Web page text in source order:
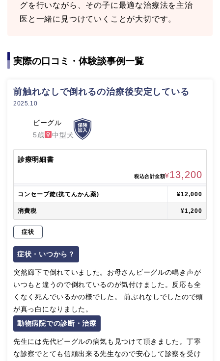
グを行いながら、その子に最適な治療法を主治
医と一緒に見つけていくことが大切です。
実際の口コミ・体験談事例一覧
前触れなしで倒れるの治療後安定している
2025.10
ビーグル
5歳
中型犬
診療明細書
税込合計金額¥13,200
コンセーブ錠(抗てんかん薬) ¥12,000
消費税 ¥1,200
症状
症状・いつから？
突然廊下で倒れていました。お母さんビーグルの鳴き声が
いつもと違うので倒れているのが気付けました。反応も全
くなく死んでいるかの様でした。 前ぶれなしでしたので頭
が真っ白になりました。
動物病院での診断・治療
先生には先代ビーグルの病気も見つけて頂きました。丁寧
な診察でとても信頼出来る先生なので安心して診察を受け